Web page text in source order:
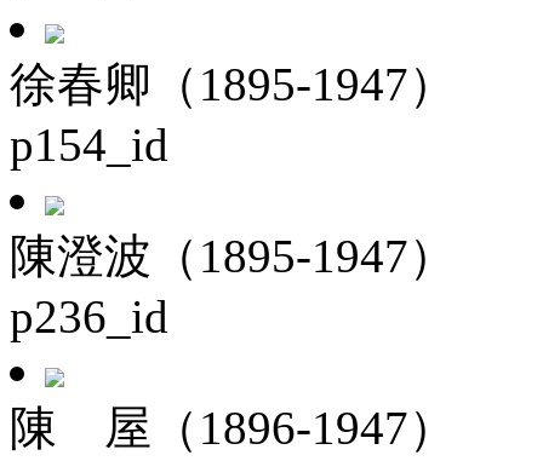
徐春卿（1895-1947）
p154_id
陳澄波（1895-1947）
p236_id
陳 屋（1896-1947）